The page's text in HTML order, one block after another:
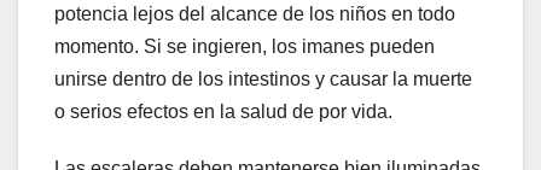
potencia lejos del alcance de los niños en todo
momento. Si se ingieren, los imanes pueden
unirse dentro de los intestinos y causar la muerte
o serios efectos en la salud de por vida.